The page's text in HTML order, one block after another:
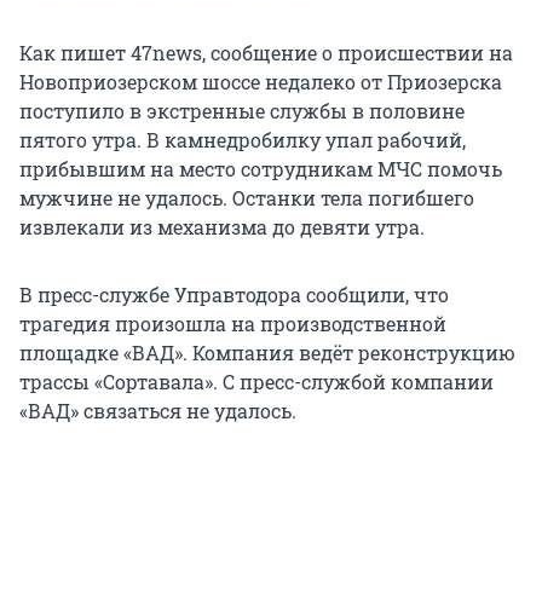
Как пишет 47news, сообщение о происшествии на
Новоприозерском шоссе недалеко от Приозерска
поступило в экстренные службы в половине
пятого утра. В камнедробилку упал рабочий,
прибывшим на место сотрудникам МЧС помочь
мужчине не удалось. Останки тела погибшего
извлекали из механизма до девяти утра.
В пресс-службе Управтодора сообщили, что
трагедия произошла на производственной
площадке «ВАД». Компания ведёт реконструкцию
трассы «Сортавала». С пресс-службой компании
«ВАД» связаться не удалось.